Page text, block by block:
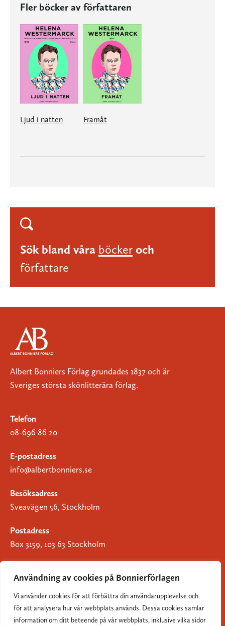
Användning av cookies på Bonnierförlagen
Vi använder cookies för att förbättra din användarupplevelse och
för att analysera hur vår webbplats används. Dessa cookies samlar
information om ditt beteende på vår webbplats, inklusive vilka sidor
Fler böcker av författaren
Ljud i natten Framåt
Sök bland våra böcker och
författare
Albert Bonniers Förlag grundades 1837 och är
Sveriges största skönlitterära förlag.
Telefon
08-696 86 20
E-postadress
info@albertbonniers.se
Besöksadress
Sveavägen 56, Stockholm
Postadress
Box 3159, 103 63 Stockholm
Om Bonnierförlagen
Cookies